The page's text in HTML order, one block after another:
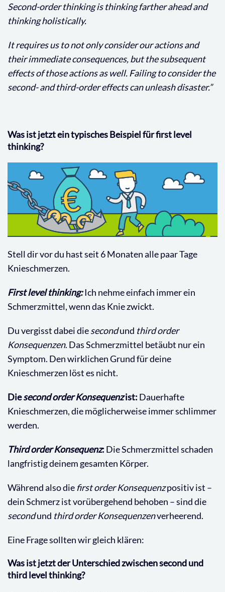
Second-order thinking is thinking farther ahead and
thinking holistically.
It requires us to not only consider our actions and
their immediate consequences, but the subsequent
effects of those actions as well. Failing to consider the
second- and third-order effects can unleash disaster.”
Was ist jetzt ein typisches Beispiel für first level
thinking?
Stell dir vor du hast seit 6 Monaten alle paar Tage
Knieschmerzen.
First level thinking:Ich nehme einfach immer ein
Schmerzmittel, wenn das Knie zwickt.
Du vergisst dabei diesecondund third order
Konsequenzen. Das Schmerzmittel betäubt nur ein
Symptom. Den wirklichen Grund für deine
Knieschmerzen löst es nicht.
Diesecond order Konsequenzist: Dauerhafte
Knieschmerzen, die möglicherweise immer schlimmer
werden.
Third order Konsequenz: Die Schmerzmittel schaden
langfristig deinem gesamten Körper.
Während also die first order Konsequenzpositiv ist –
dein Schmerz ist vorübergehend behoben – sind die
secondund third order Konsequenzenverheerend.
Eine Frage sollten wir gleich klären:
Was ist jetzt der Unterschied zwischen second und
third level thinking?